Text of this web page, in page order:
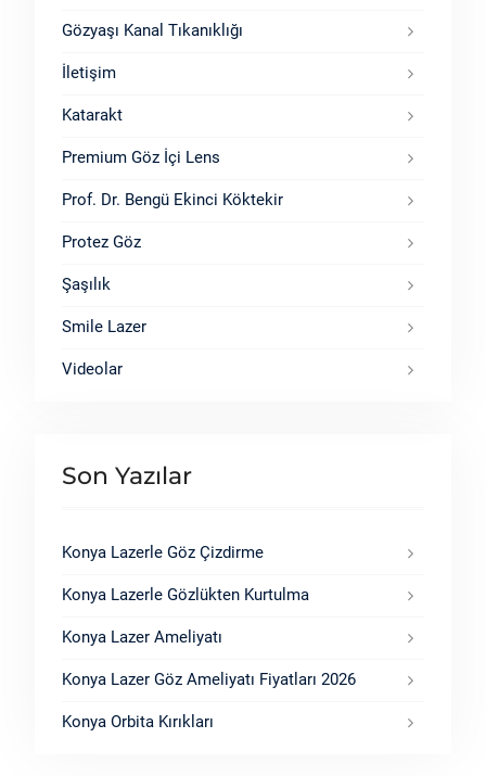
Gözyaşı Kanal Tıkanıklığı
İletişim
Katarakt
Premium Göz İçi Lens
Prof. Dr. Bengü Ekinci Köktekir
Protez Göz
Şaşılık
Smile Lazer
Videolar
Son Yazılar
Konya Lazerle Göz Çizdirme
Konya Lazerle Gözlükten Kurtulma
Konya Lazer Ameliyatı
Konya Lazer Göz Ameliyatı Fiyatları 2026
Konya Orbita Kırıkları